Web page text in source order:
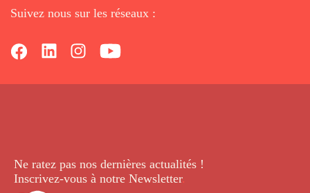
Suivez nous sur les réseaux :
Ne ratez pas nos dernières actualités !
Inscrivez-vous à notre Newsletter.